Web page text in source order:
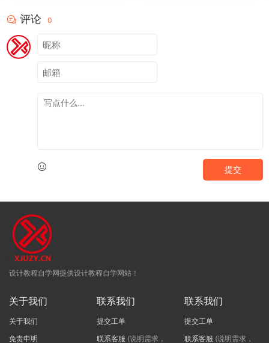
评论 0
提交
设计教程自学网提供设计教程自学网站！
关于我们
关于我们
免责申明
联系我们
提交工单
联系客服 (说明需求，
联系我们
提交工单
联系客服 (说明需求，